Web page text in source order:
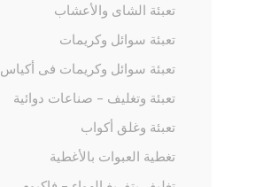
تعبئة الشاى والأعشاب
تعبئة سوائل وكريمات
تعبئة سوائل وكريمات فى أكياس
تعبئة وتغليف – صناعات دوائية
تعبئة وغلق أكواب
تغطية العبوات بالأغطية